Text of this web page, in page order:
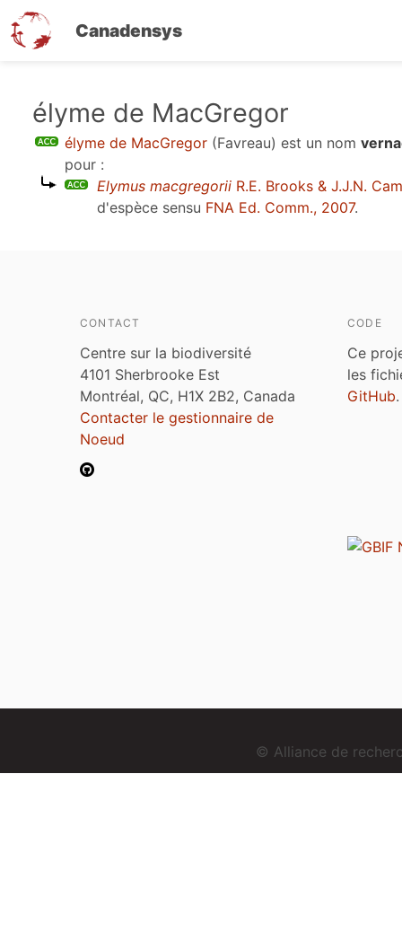
Canadensys
contenu
élyme de MacGregor
élyme de MacGregor (Favreau) est un nom
pour :
Elymus macgregorii R.E. Brooks & J.J.N.
d'espèce sensu FNA Ed. Comm., 2007.
CONTACT
Centre sur la biodiversité
4101 Sherbrooke Est
Montréal, QC, H1X 2B2, Canada
Contacter le gestionnaire de
Noeud
CODE
Ce
les
GitHub.
© Alliance de